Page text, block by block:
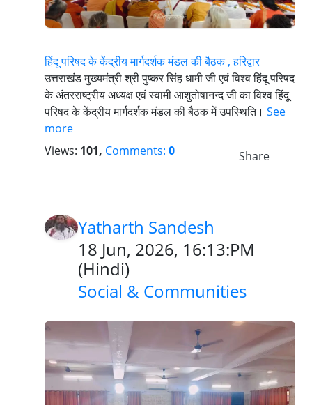
हिंदू परिषद के केंद्रीय मार्गदर्शक मंडल की बैठक , हरिद्वार
उत्तराखंड मुख्यमंत्री श्री पुष्कर सिंह धामी जी एवं विश्व हिंदू परिषद
के अंतरराष्ट्रीय अध्यक्ष एवं स्वामी आशुतोषानन्द जी का विश्व हिंदू
परिषद के केंद्रीय मार्गदर्शक मंडल की बैठक में उपस्थिति। See
more
Views: 101, Comments: 0 Share
Yatharth Sandesh
18 Jun, 2026, 16:13:PM
(Hindi)
Social & Communities